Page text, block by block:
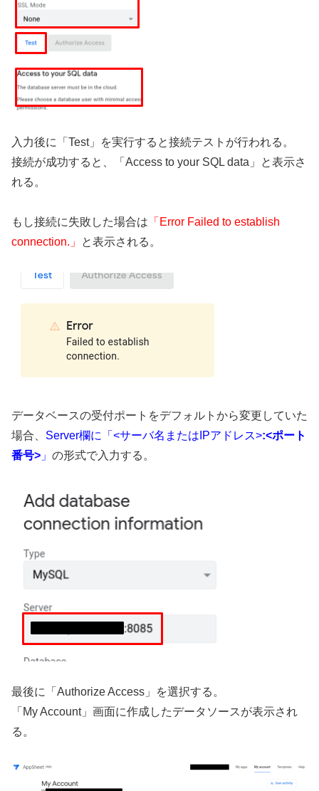
入力後に「Test」を実行すると接続テストが行われる。
接続が成功すると、「Access to your SQL data」と表示さ
れる。
もし接続に失敗した場合は 「Error Failed to establish
connection.」
と表示される。
データベースの受付ポートをデフォルトから変更していた
場合、 Server欄に「<サーバ名またはIPアドレス>:<ポート
番号> 」 の形式で入力する。
最後に「Authorize Access」を選択する。
「My Account」画面に作成したデータソースが表示され
る。